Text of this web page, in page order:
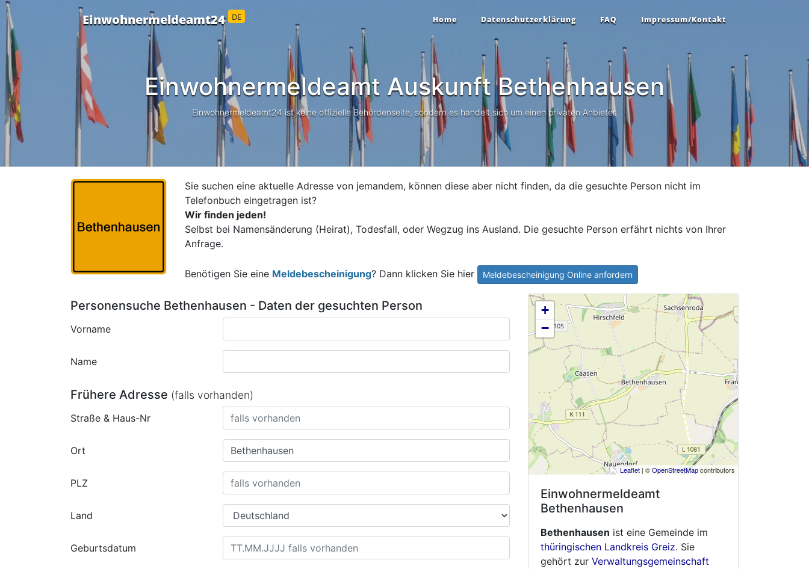
Einwohnermeldeamt24 DE Home Datenschutzerklärung FAQ Impressum/Kontakt
Einwohnermeldeamt AuskunftBethenhausen
Einwohnermeldeamt24 ist keine offizielle Behördenseite, sondern es handelt sich um einen privaten Anbieter.
Sie suchen eine aktuelle Adresse von jemandem, können diese aber nicht finden, da die gesuchte Person nicht im
Telefonbuch eingetragen ist?
Wir finden jeden!
Selbst bei Namensänderung (Heirat), Todesfall, oder Wegzug ins Ausland. Die gesuchte Person erfährt nichts von Ihrer
Anfrage.
Benötigen Sie eine Meldebescheinigung? Dann klicken Sie hier Meldebescheinigung Online anfordern
Personensuche Bethenhausen - Daten der gesuchten Person
Vorname
Name
Frühere Adresse (falls vorhanden)
Straße & Haus-Nr
Ort
PLZ
Land
Geburtsdatum
+
−
Leaflet | ©OpenStreetMapcontributors
Einwohnermeldeamt
Bethenhausen
Bethenhausen ist eine Gemeinde im
thüringischen Landkreis Greiz. Sie
gehört zur Verwaltungsgemeinschaft